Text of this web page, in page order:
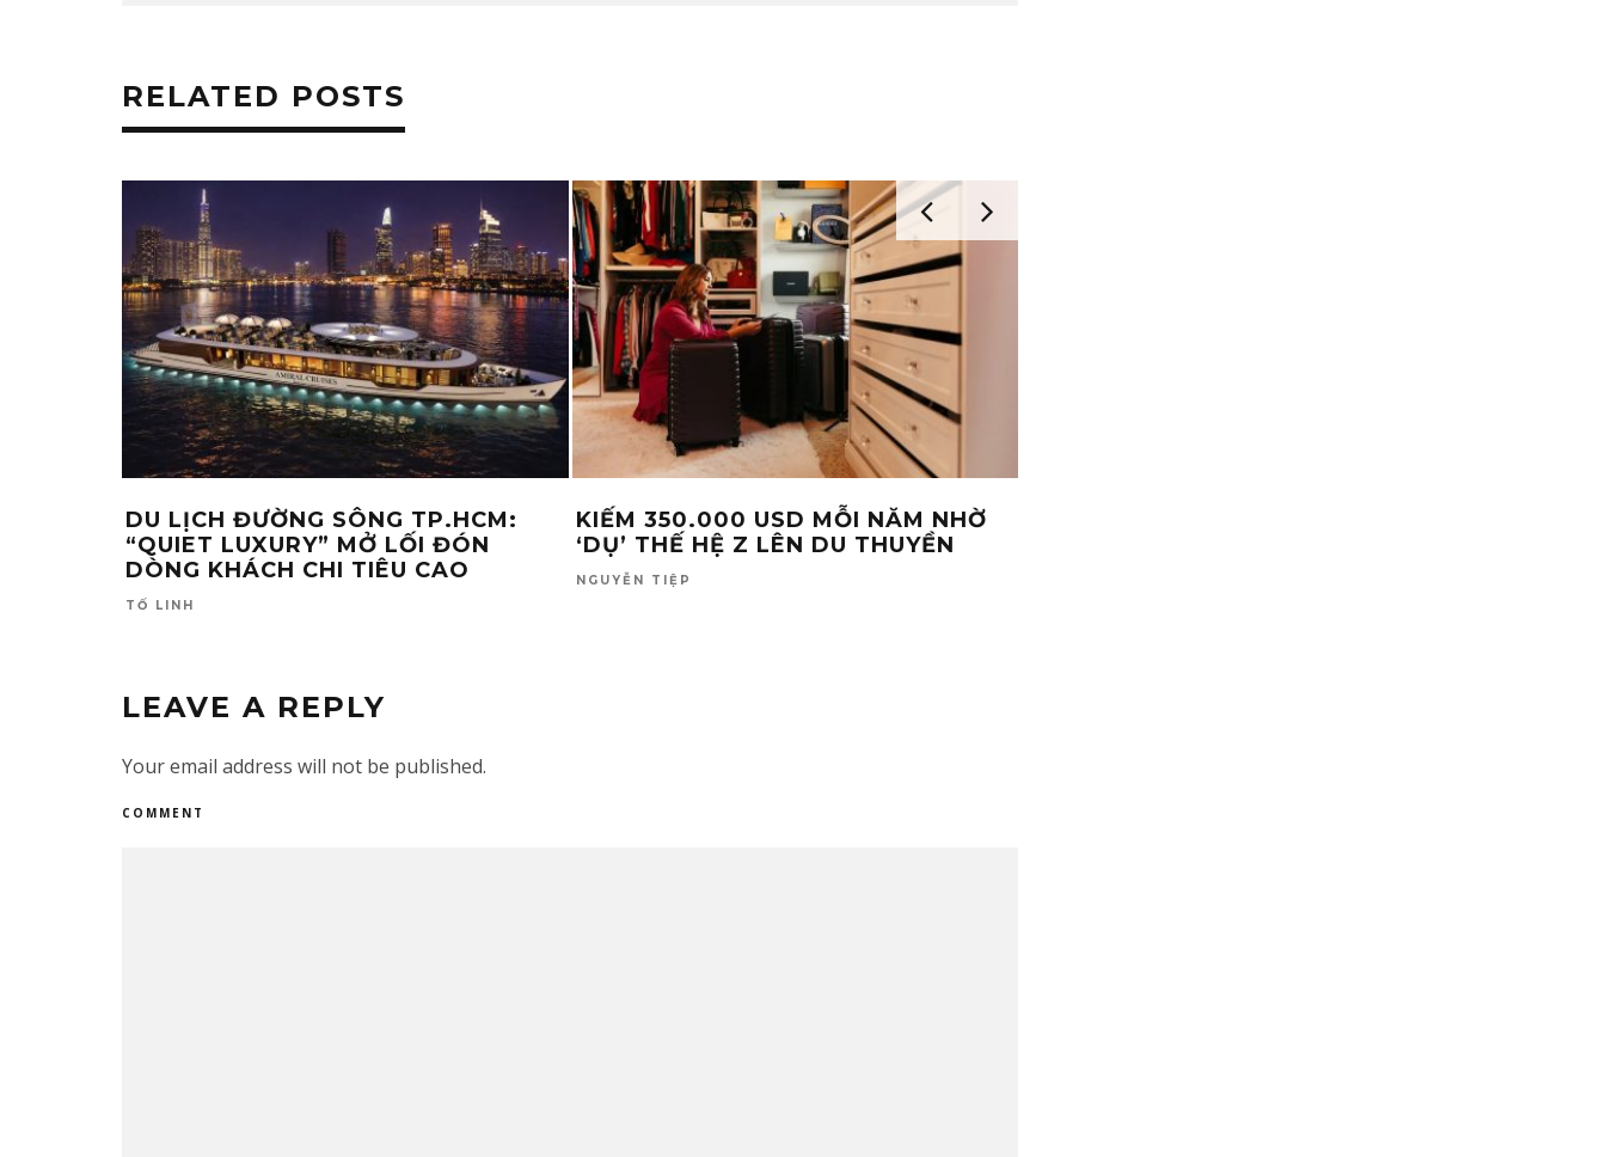
RELATED POSTS
DU LỊCH ĐƯỜNG SÔNG TP.HCM:
“QUIET LUXURY” MỞ LỐI ĐÓN
DÒNG KHÁCH CHI TIÊU CAO
TỐ LINH
KIẾM 350.000 USD MỖI NĂM NHỜ
‘DỤ’ THẾ HỆ Z LÊN DU THUYỀN
NGUYỄN TIỆP
LEAVE A REPLY
Your email address will not be published.
COMMENT